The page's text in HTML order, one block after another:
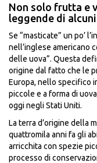
Non solo frutta e
leggende di
Se “masticate” un po’
nell’inglese americano
delle uova”. Questa
origine dal fatto che le
Europa, nello specifico
piccole e a forma di
oggi negli Stati Uniti.
La terra d’origine della
quattromila anni fa gli
arricchita con spezie
processo di